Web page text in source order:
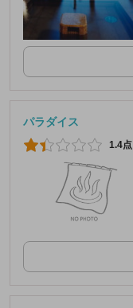
パラダイス
1.4点